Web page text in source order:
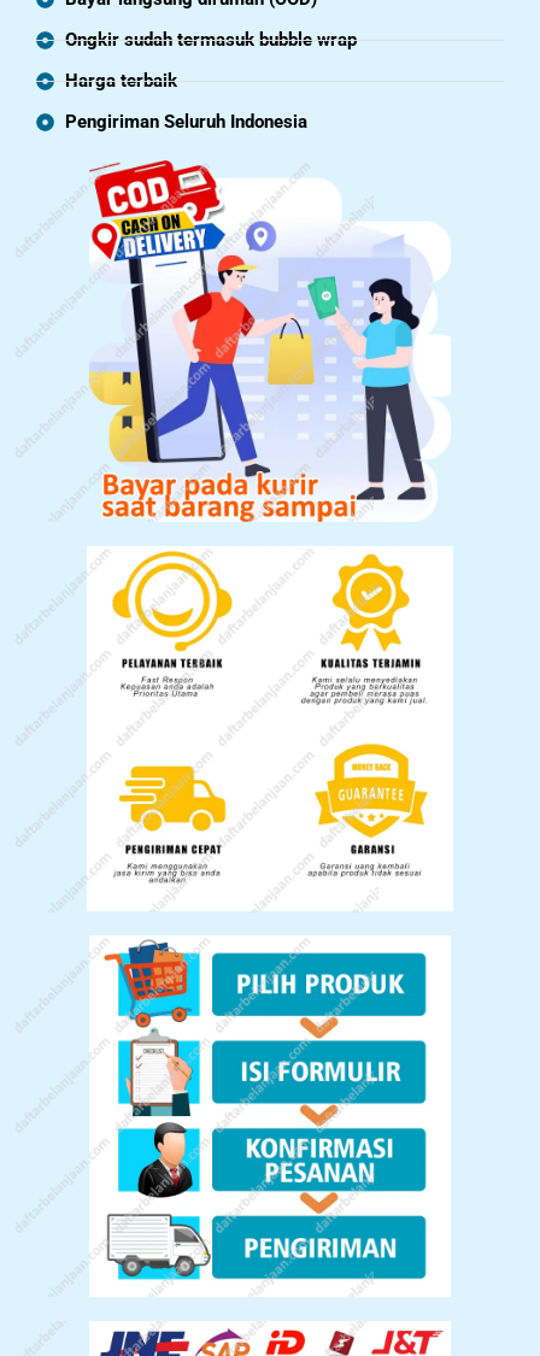
Ongkir sudah termasuk bubble wrap
Harga terbaik
Pengiriman Seluruh Indonesia